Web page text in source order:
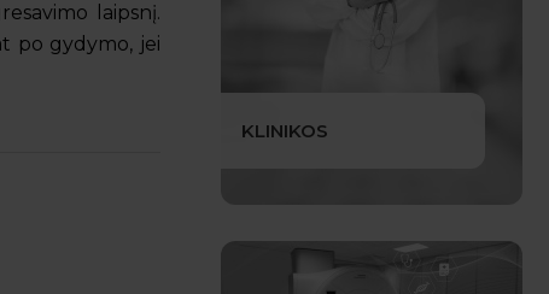
laipsnį.
po gydymo, jei
KLINIKOS